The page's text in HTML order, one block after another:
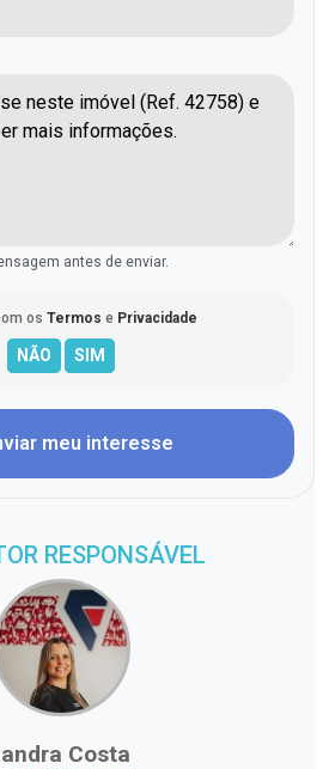
antes de enviar.
os Termos e Privacidade
meu interesse
RESPONSÁVEL
Costa